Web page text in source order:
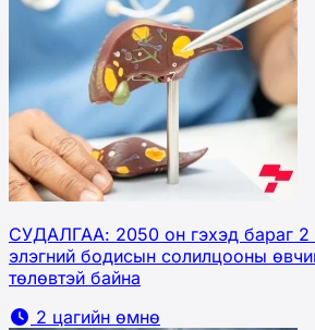
СУДАЛГАА: 2050 он гэхэд бараг 2
элэгний бодисын солилцооны
төлөвтэй байна
2 цагийн өмнө